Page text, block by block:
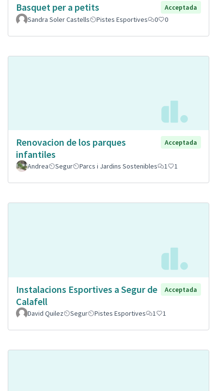
Basquet per a petits
Acceptada
Sandra Soler Castells
Pistes Esportives 0 0
Renovacion de los parques
infantiles
Acceptada
Andrea Segur Parcs i Jardins Sostenibles 1 1
Instalacions Esportives a Segur de
Calafell
Acceptada
David Quilez Segur Pistes Esportives 1 1